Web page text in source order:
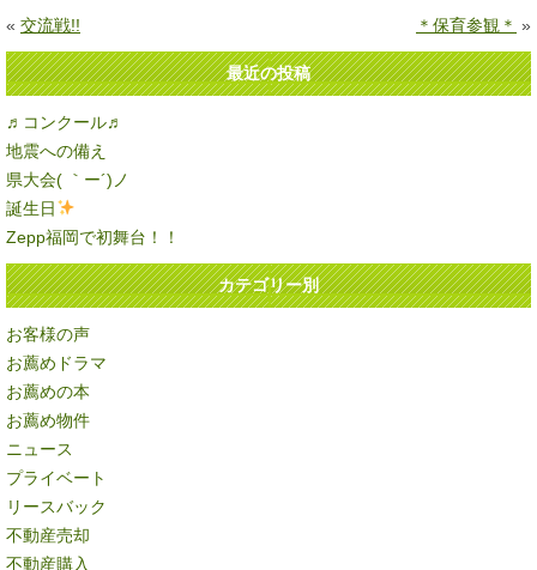
« 交流戦!! ＊保育参観＊ »
最近の投稿
♬コンクール♬
地震への備え
県大会( ｀ー´)ノ
誕生日
Zepp福岡で初舞台！！
カテゴリー別
お客様の声
お薦めドラマ
お薦めの本
お薦め物件
ニュース
プライベート
リースバック
不動産売却
不動産購入